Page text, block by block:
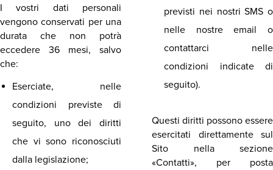
I vostri dati personali
vengono conservati per una
durata che non potrà
eccedere 36 mesi, salvo
che:
Eserciate, nelle
condizioni previste di
seguito, uno dei diritti
che vi sono riconosciuti
dalla legislazione;
previsti nei nostri SMS o
nelle nostre email o
contattarci nelle
condizioni indicate di
seguito).
Questi diritti possono essere
esercitati direttamente sul
Sito nella sezione
«Contatti», per posta